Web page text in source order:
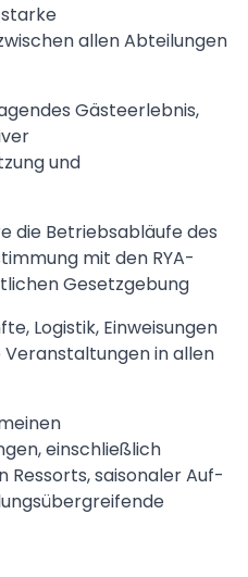
allen Abteilungen
Gästeerlebnis,
und
die Betriebsabläufe des
mit den RYA-
Gesetzgebung
Logistik, Einweisungen
in allen
einschließlich
Ressorts, saisonaler Auf-